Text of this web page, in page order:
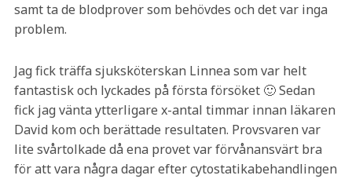
samt ta de blodprover som behövdes och det var inga
problem.
Jag fick träffa sjuksköterskan Linnea som var helt
fantastisk och lyckades på första försöket 🙂 Sedan
fick jag vänta ytterligare x-antal timmar innan läkaren
David kom och berättade resultaten. Provsvaren var
lite svårtolkade då ena provet var förvånansvärt bra
för att vara några dagar efter cytostatikabehandlingen